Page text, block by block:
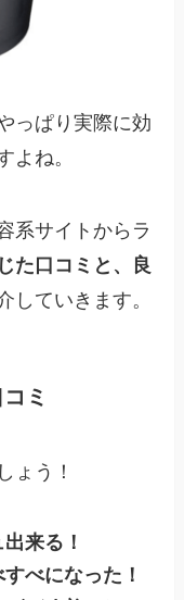
っぱり実際に効
よね。
系サイトからラ
た口コミと、良
していきます。
ミ
ょう！
来る！
べになった！